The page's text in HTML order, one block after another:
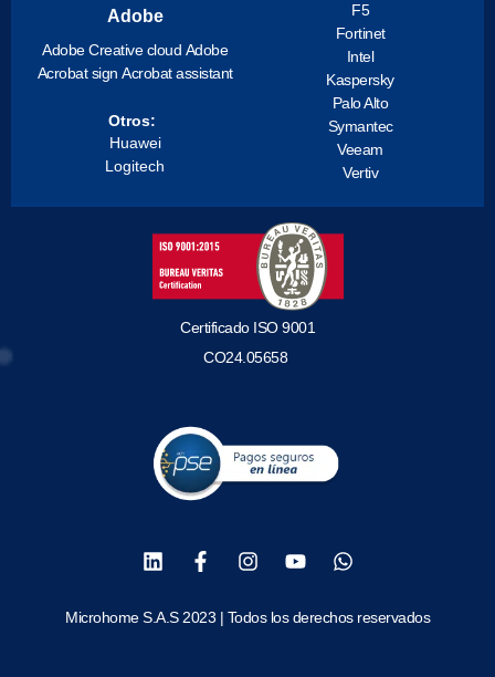
Adobe
Adobe Creative cloud Adobe
Acrobat sign Acrobat assistant
Otros:
Huawei
Logitech
F5
Fortinet
Intel
Kaspersky
Palo Alto
Symantec
Veeam
Vertiv
Certificado ISO 9001
CO24.05658
Microhome S.A.S 2023 | Todos los derechos reservados